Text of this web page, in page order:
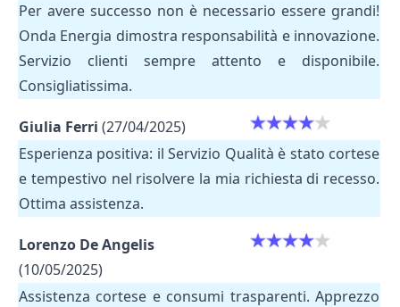
Per avere successo non è necessario essere grandi!
Onda Energia dimostra responsabilità e innovazione.
Servizio clienti sempre attento e disponibile.
Consigliatissima.
Giulia Ferri (27/04/2025)
Esperienza positiva: il Servizio Qualità è stato cortese
e tempestivo nel risolvere la mia richiesta di recesso.
Ottima assistenza.
Lorenzo De Angelis
(10/05/2025)
Assistenza cortese e consumi trasparenti. Apprezzo